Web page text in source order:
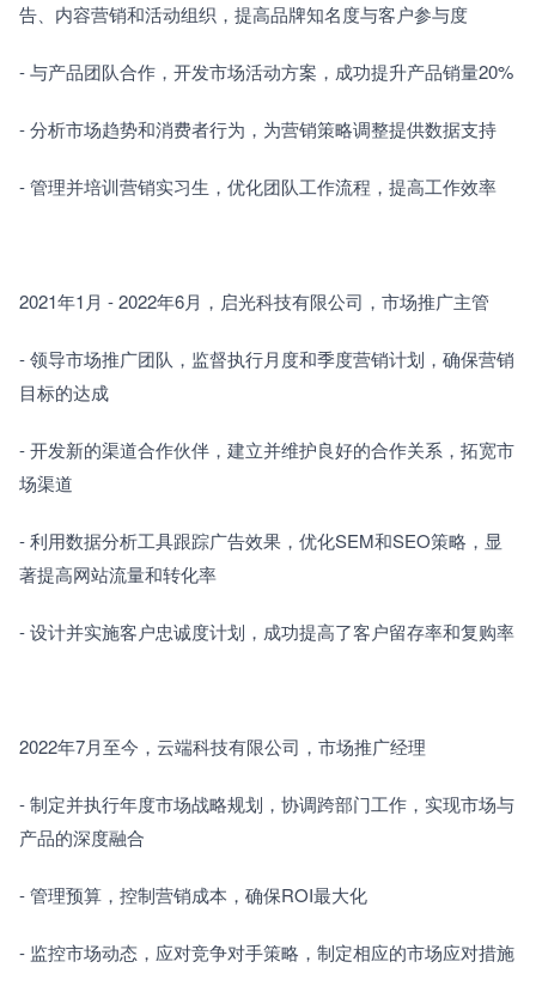
告、内容营销和活动组织，提高品牌知名度与客户参与度
- 与产品团队合作，开发市场活动方案，成功提升产品销量20%
- 分析市场趋势和消费者行为，为营销策略调整提供数据支持
- 管理并培训营销实习生，优化团队工作流程，提高工作效率
2021年1月 - 2022年6月，启光科技有限公司，市场推广主管
- 领导市场推广团队，监督执行月度和季度营销计划，确保营销
目标的达成
- 开发新的渠道合作伙伴，建立并维护良好的合作关系，拓宽市
场渠道
- 利用数据分析工具跟踪广告效果，优化SEM和SEO策略，显
著提高网站流量和转化率
- 设计并实施客户忠诚度计划，成功提高了客户留存率和复购率
2022年7月至今，云端科技有限公司，市场推广经理
- 制定并执行年度市场战略规划，协调跨部门工作，实现市场与
产品的深度融合
- 管理预算，控制营销成本，确保ROI最大化
- 监控市场动态，应对竞争对手策略，制定相应的市场应对措施